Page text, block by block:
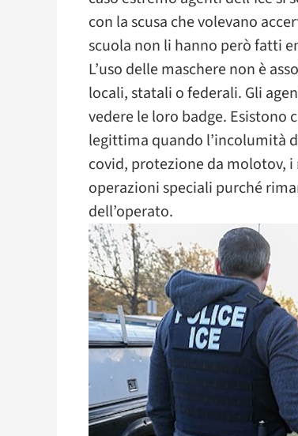
con la scusa che volevano
scuola non li hanno però fatti
L’uso delle maschere non è
locali, statali o federali. Gli
vedere le loro badge. Esistono
legittima quando l’incolumità
covid, protezione da molotov,
operazioni speciali purché
dell’operato.